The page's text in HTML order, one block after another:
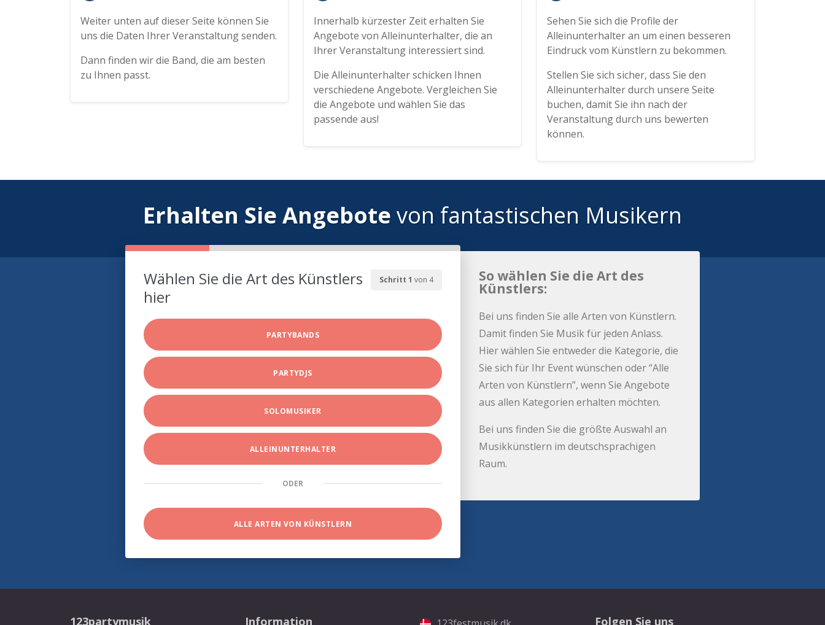
Weiter unten auf dieser Seite können Sie
uns die Daten Ihrer Veranstaltung senden.
Dann finden wir die Band, die am besten
zu Ihnen passt.
Innerhalb kürzester Zeit erhalten Sie
Angebote von Alleinunterhalter, die an
Ihrer Veranstaltung interessiert sind.
Die Alleinunterhalter schicken Ihnen
verschiedene Angebote. Vergleichen Sie
die Angebote und wählen Sie das
passende aus!
Sehen Sie sich die Profile der
Alleinunterhalter an um einen besseren
Eindruck vom Künstlern zu bekommen.
Stellen Sie sich sicher, dass Sie den
Alleinunterhalter durch unsere Seite
buchen, damit Sie ihn nach der
Veranstaltung durch uns bewerten
können.
Erhalten Sie Angebote von fantastischen Musikern
Schritt 1 von 4
Wählen Sie die Art des Künstlers
hier
PARTYBANDS
PARTYDJS
SOLOMUSIKER
ALLEINUNTERHALTER
ODER
ALLE ARTEN VON KÜNSTLERN
So wählen Sie die Art des
Künstlers:
Bei uns finden Sie alle Arten von Künstlern.
Damit finden Sie Musik für jeden Anlass.
Hier wählen Sie entweder die Kategorie, die
Sie sich für Ihr Event wünschen oder “Alle
Arten von Künstlern”, wenn Sie Angebote
aus allen Kategorien erhalten möchten.
Bei uns finden Sie die größte Auswahl an
Musikkünstlern im deutschsprachigen
Raum.
123partymusik Information Folgen Sie uns